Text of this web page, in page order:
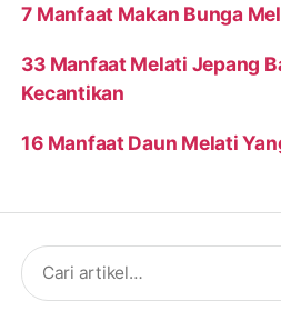
7 Manfaat Makan Bunga
33 Manfaat Melati Jepang
Kecantikan
16 Manfaat Daun Melati
Search
for: